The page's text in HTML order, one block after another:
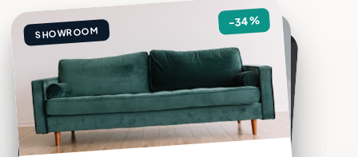
SHOWROOM
-34%
DEMO -26
SHOWROOM